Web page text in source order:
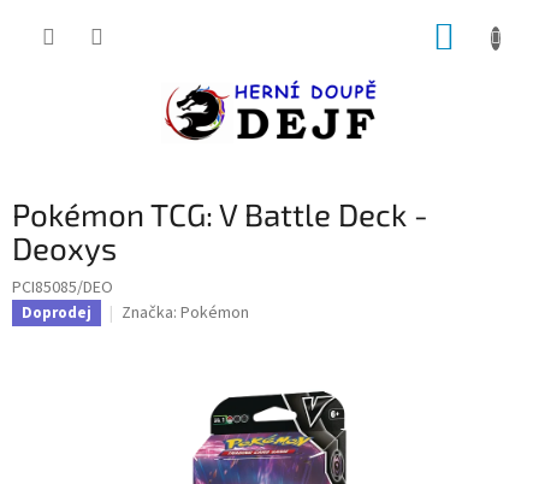
Pokémon TCG: V Battle Deck -
Deoxys
PCI85085/DEO
Doprodej Značka: Pokémon